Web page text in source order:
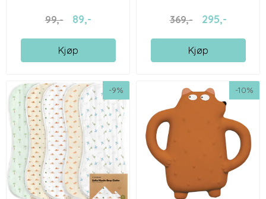
99,- 89,-
Kjøp
369,- 295,-
Kjøp
-9% -10%